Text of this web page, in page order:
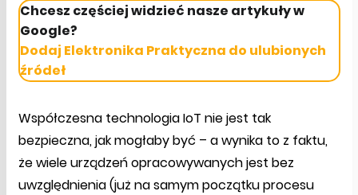
Chcesz częściej widzieć nasze artykuły w
Google?
Dodaj Elektronika Praktyczna do ulubionych
źródeł
Współczesna technologia IoT nie jest tak
bezpieczna, jak mogłaby być – a wynika to z faktu,
że wiele urządzeń opracowywanych jest bez
uwzględnienia (już na samym początku procesu